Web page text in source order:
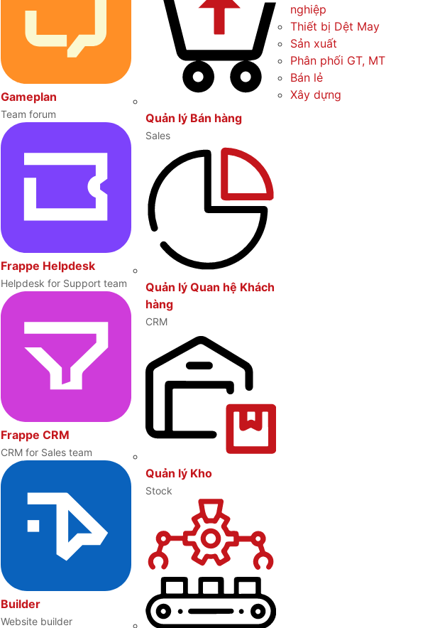
Gameplan
Team forum
Frappe Helpdesk
Helpdesk for Support team
Frappe CRM
CRM for Sales team
Builder
Website builder
Quản lý Bán hàng
Sales
Quản lý Quan hệ Khách
hàng
CRM
Quản lý Kho
Stock
nghiệp
Thiết bị Dệt May
Sản xuất
Phân phối GT, MT
Bán lẻ
Xây dựng